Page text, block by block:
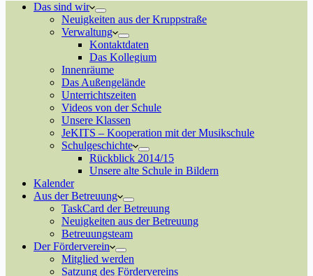
Das sind wir
Neuigkeiten aus der Kruppstraße
Verwaltung
Kontaktdaten
Das Kollegium
Innenräume
Das Außengelände
Unterrichtszeiten
Videos von der Schule
Unsere Klassen
JeKITS – Kooperation mit der Musikschule
Schulgeschichte
Rückblick 2014/15
Unsere alte Schule in Bildern
Kalender
Aus der Betreuung
TaskCard der Betreuung
Neuigkeiten aus der Betreuung
Betreuungsteam
Der Förderverein
Mitglied werden
Satzung des Fördervereins